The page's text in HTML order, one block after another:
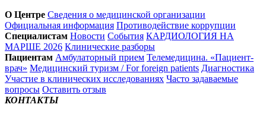
О Центре Сведения о медицинской организации
Официальная информация Противодействие коррупции
Специалистам Новости События КАРДИОЛОГИЯ НА
МАРШЕ 2026 Клинические разборы
Пациентам Амбулаторный прием Телемедицина. «Пациент-
врач» Медицинский туризм / For foreign patients Диагностика
Участие в клинических исследованиях Часто задаваемые
вопросы Оставить отзыв
КОНТАКТЫ